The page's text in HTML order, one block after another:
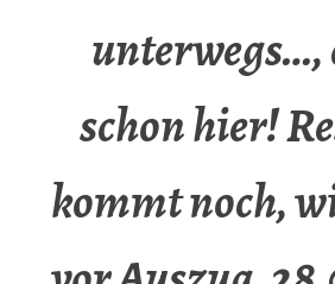
unterwegs…,
schon hier!
kommt noch,